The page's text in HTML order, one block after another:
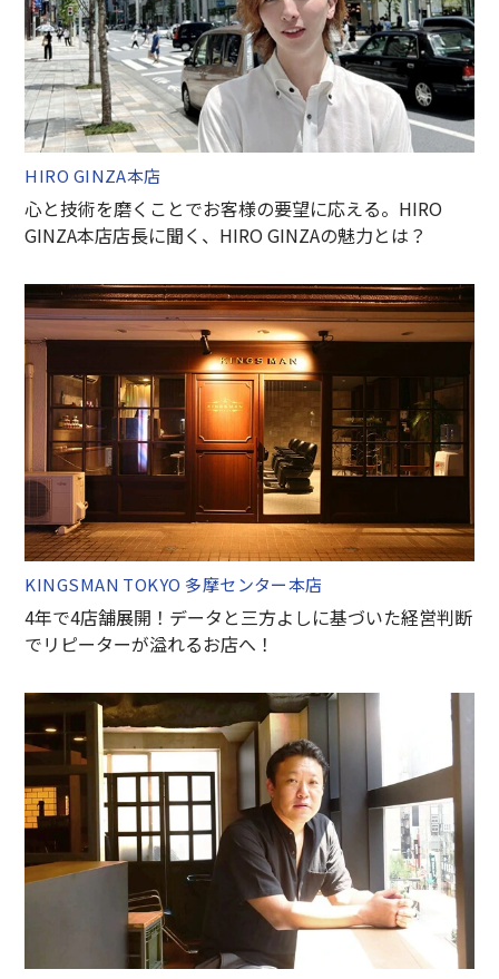
HIRO GINZA本店
心と技術を磨くことでお客様の要望に応える。HIRO
GINZA本店店長に聞く、HIRO GINZAの魅力とは？
KINGSMAN TOKYO 多摩センター本店
4年で4店舗展開！データと三方よしに基づいた経営判断
でリピーターが溢れるお店へ！